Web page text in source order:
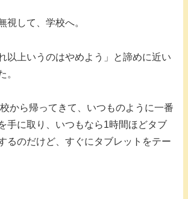
視して、学校へ。
以上いうのはやめよう」と諦めに近い
。
から帰ってきて、いつものように一番
手に取り、いつもなら1時間ほどタブ
るのだけど、すぐにタブレットをテー